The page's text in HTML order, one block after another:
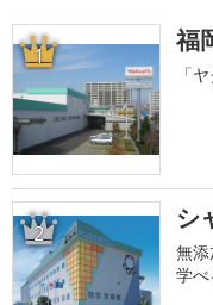
1 福
「
2 シ
無
学べ